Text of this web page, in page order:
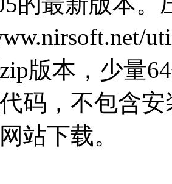
版本，少量
码，不包含
站下载。